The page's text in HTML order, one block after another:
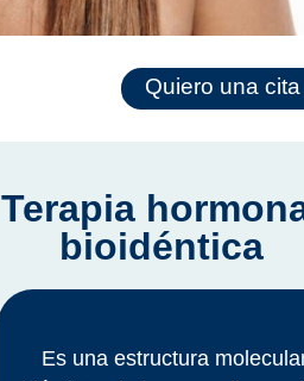
Quiero una
Terapia
bioidéntica
Es una estructura